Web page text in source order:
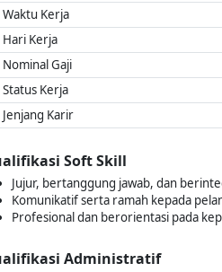
Waktu Kerja
Hari Kerja
Nominal Gaji
Status Kerja
Jenjang Karir
Soft Skill
Jujur, bertanggung jawab, dan
Komunikatif serta ramah kepada
Profesional dan berorientasi pada
Administratif